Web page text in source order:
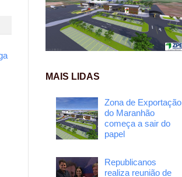
MAIS LIDAS
Zona de Exportação
do Maranhão
começa a sair do
papel
Republicanos
realiza reunião de